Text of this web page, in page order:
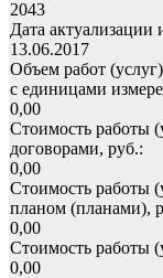
2043
Дата актуализации
13.06.2017
Объем работ
с единицами
0,00
Стоимость работы
договорами, руб.:
0,00
Стоимость работы
планом (планами),
0,00
Стоимость работы
0,00